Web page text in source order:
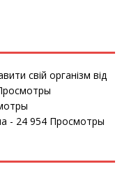
свій організм від
- 24 954 Просмотры